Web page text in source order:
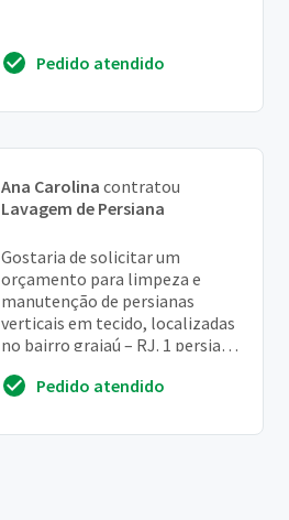
Pedido atendido
Ana Carolina contratou
Lavagem de Persiana
Gostaria de solicitar um
orçamento para limpeza e
manutenção de persianas
verticais em tecido, localizadas
no bairro grajaú – RJ. 1 persiana
– medida aproxi...
Pedido atendido